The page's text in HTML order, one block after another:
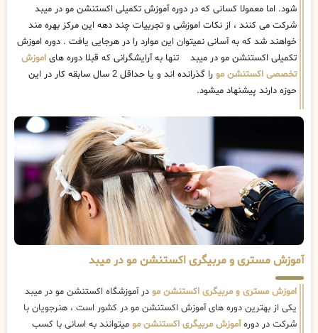
شود. اما معمولا کسانی که در دوره آموزش تکمیلی اکستنشن مو در میبد
شرکت می کنند ، از نکات اموزشی و تجربیات چند دهه این مرکز بهره مند
خواهند شد که به آسانی نمیتوان این موارد را در هرجایی یافت . دوره اموزش
تکمیلی اکستنشن مو در میبد تنها به آرایشگرانی که قبلا دوره های اموزش
تخصصی اکستنشن مو
را گذرانده اند و یا حداقل 2 سال سابقه کار در این
حوزه دارند پیشنهاد میشود.
آموزش مستری و مربیگری اکستنشن مو در میبد
اموزش مستری و مربیگری اکستنشن مو در آموزشگاه اکستنشن مو در میبد
یکی از بهترین دوره های آموزش اکستنشن مو در کشور است ، هنرجویان با
شرکت در دورهآموزش مربیگری اکستنشن مو میتوانند به اسانی با کسب